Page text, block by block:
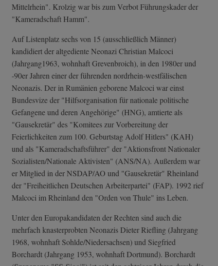
Mittelrhein". Krolzig war bis zum Verbot Führungskader der
"Kameradschaft Hamm".
Auf Listenplatz sechs von 15 (ausschließlich Männer)
kandidiert der altgediente Neonazi Christian Malcoci
(Jahrgang1963, wohnhaft Grevenbroich), in den 1980er und
-90er Jahren einer der führenden nordrhein-westfälischen
Neonazis. Der in Rumänien geborene Malcoci war einst
Bundesvize der "Hilfsorganisation für nationale politische
Gefangene und deren Angehörige" (HNG), amtierte als
"Gausekretär" des "Komitees zur Vorbereitung der
Feierlichkeiten zum 100. Geburtstag Adolf Hitlers" (KAH)
und als "Kameradschaftsführer" der "Aktionsfront Nationaler
Sozialisten/Nationale Aktivisten" (ANS/NA). Außerdem war
er Mitglied in der NSDAP/AO und "Gausekretär" Rheinland
der "Freiheitlichen Deutschen Arbeiterpartei" (FAP). 1992 rief
Malcoci im Rheinland den "Orden von Thule" ins Leben.
Unter den Europakandidaten der Rechten sind auch die
mehrfach knasterprobten Neonazis Dieter Riefling (Jahrgang
1968, wohnhaft Sohlde/Niedersachsen) und Siegfried
Borchardt (Jahrgang 1953, wohnhaft Dortmund). Borchardt